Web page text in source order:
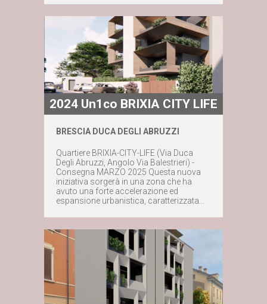
Maggiori dettagli
Contattaci subito
2024 Un1co BRIXIA CITY LIFE
BRESCIA DUCA DEGLI ABRUZZI
Quartiere BRIXIA-CITY-LIFE (Via Duca
Degli Abruzzi, Angolo Via Balestrieri) -
Consegna MARZO 2025 Questa nuova
iniziativa sorgerà in una zona che ha
avuto una forte accelerazione ed
espansione urbanistica, caratterizzata...